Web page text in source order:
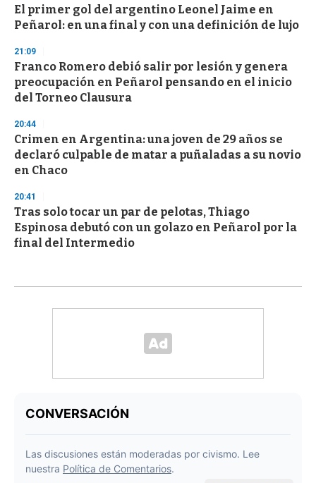
El primer gol del argentino Leonel Jaime en
Peñarol: en una final y con una definición de lujo
21:09
Franco Romero debió salir por lesión y genera
preocupación en Peñarol pensando en el inicio
del Torneo Clausura
20:44
Crimen en Argentina: una joven de 29 años se
declaró culpable de matar a puñaladas a su novio
en Chaco
20:41
Tras solo tocar un par de pelotas, Thiago
Espinosa debutó con un golazo en Peñarol por la
final del Intermedio